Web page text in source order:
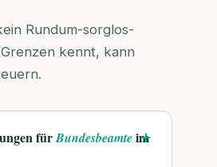
Rundum-sorglos-
kennt, kann
fürBundesbeamteim